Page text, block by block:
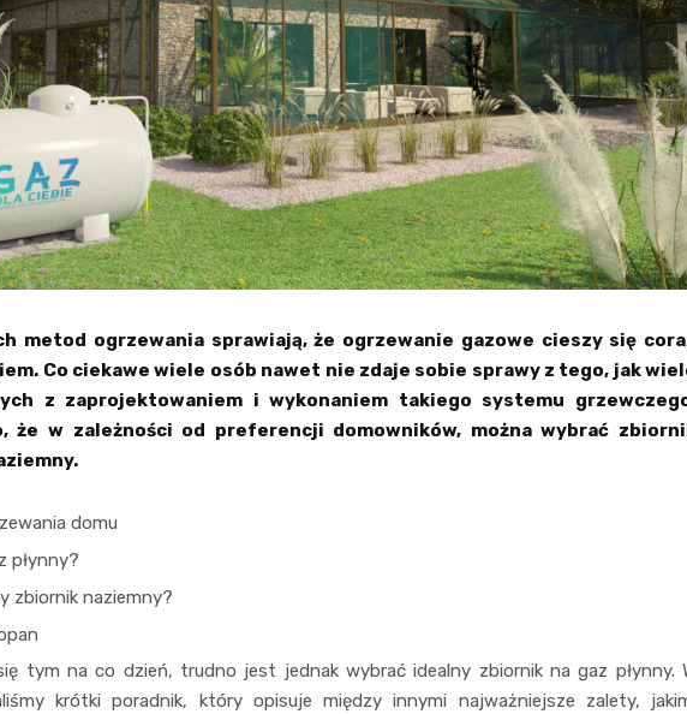
metod ogrzewania sprawiają, że ogrzewanie gazowe cieszy się
Co ciekawe wiele osób nawet nie zdaje sobie sprawy z tego, jak
z zaprojektowaniem i wykonaniem takiego systemu
że w zależności od preferencji domowników, można wybrać
domu
płynny?
zbiornik naziemny?
tym na co dzień, trudno jest jednak wybrać idealny zbiornik na gaz płynny.
krótki poradnik, który opisuje między innymi najważniejsze zalety,